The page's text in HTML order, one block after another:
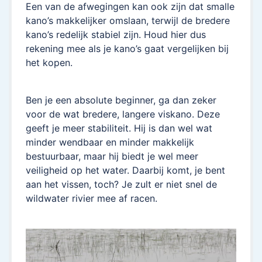
Een van de afwegingen kan ook zijn dat smalle
kano’s makkelijker omslaan, terwijl de bredere
kano’s redelijk stabiel zijn. Houd hier dus
rekening mee als je kano’s gaat vergelijken bij
het kopen.
Ben je een absolute beginner, ga dan zeker
voor de wat bredere, langere viskano. Deze
geeft je meer stabiliteit. Hij is dan wel wat
minder wendbaar en minder makkelijk
bestuurbaar, maar hij biedt je wel meer
veiligheid op het water. Daarbij komt, je bent
aan het vissen, toch? Je zult er niet snel de
wildwater rivier mee af racen.